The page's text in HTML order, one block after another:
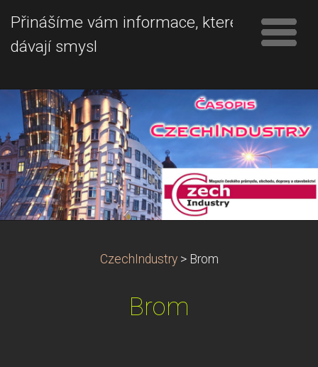
Přinášíme vám informace, které
dávají smysl
CzechIndustry > Brom
Brom